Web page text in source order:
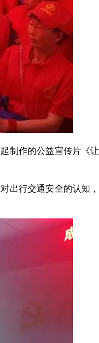
制作的公益宣传片《
出行交通安全的认知